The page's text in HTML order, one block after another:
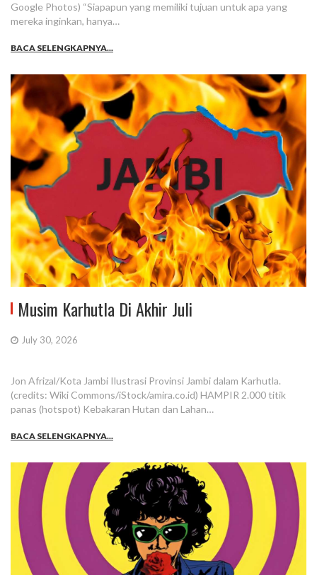
Google Photos) “Siapapun yang memiliki tujuan untuk apa yang
mereka inginkan, hanya…
BACA SELENGKAPNYA...
Musim Karhutla Di Akhir Juli
July 30, 2026
Jon Afrizal/Kota Jambi Ilustrasi Provinsi Jambi dalam Karhutla.
(credits: Wiki Commons/iStock/amira.co.id) HAMPIR 2.000 titik
panas (hotspot) Kebakaran Hutan dan Lahan…
BACA SELENGKAPNYA...